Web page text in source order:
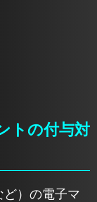
トの付与対
）の電子マ